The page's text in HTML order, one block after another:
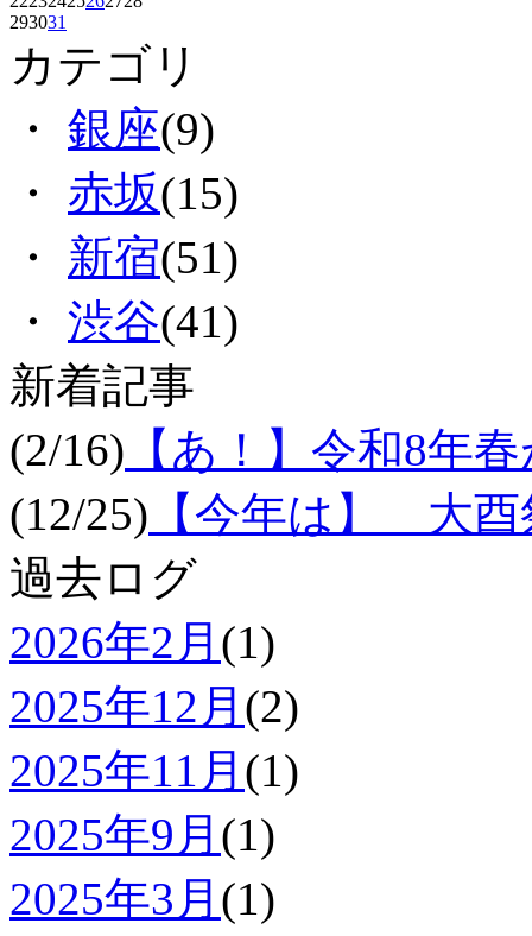
293031
カテゴリ
・ 銀座(9)
・ 赤坂(15)
・ 新宿(51)
・ 渋谷(41)
新着記事
(2/16) 【あ！】令和8年
(12/25) 【今年は】 大
過去ログ
2026年2月 (1)
2025年12月 (2)
2025年11月 (1)
2025年9月 (1)
2025年3月 (1)